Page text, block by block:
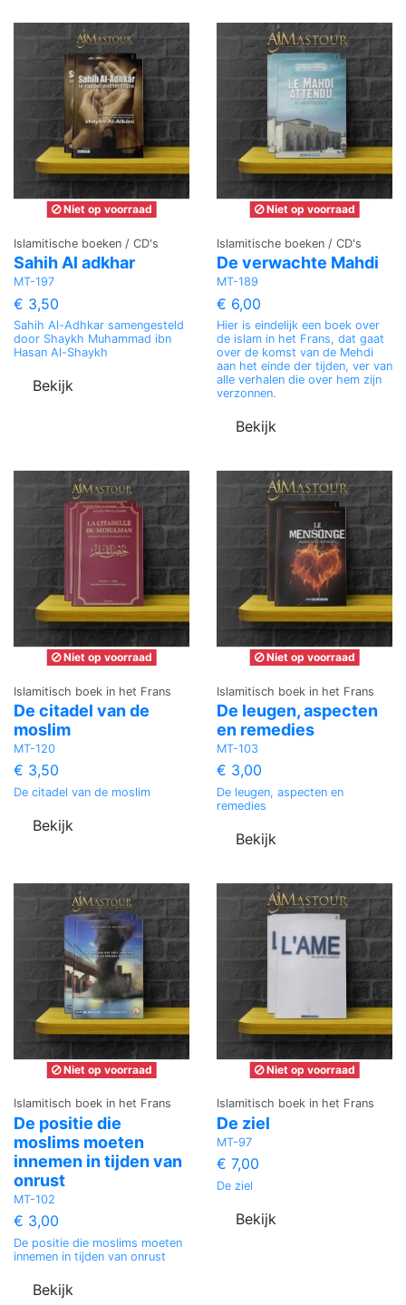
Niet op voorraad
Islamitische boeken / CD's
Sahih Al adkhar
MT-197
€ 3,50
Sahih Al-Adhkar samengesteld
door Shaykh Muhammad ibn
Hasan Al-Shaykh
Bekijk
Niet op voorraad
Islamitische boeken / CD's
De verwachte Mahdi
MT-189
€ 6,00
Hier is eindelijk een boek over
de islam in het Frans, dat gaat
over de komst van de Mehdi
aan het einde der tijden, ver van
alle verhalen die over hem zijn
verzonnen.
Bekijk
Niet op voorraad
Islamitisch boek in het Frans
De citadel van de
moslim
MT-120
€ 3,50
De citadel van de moslim
Bekijk
Niet op voorraad
Islamitisch boek in het Frans
De leugen, aspecten
en remedies
MT-103
€ 3,00
De leugen, aspecten en
remedies
Bekijk
Niet op voorraad
Islamitisch boek in het Frans
De positie die
moslims moeten
innemen in tijden van
onrust
MT-102
€ 3,00
De positie die moslims moeten
innemen in tijden van onrust
Bekijk
Niet op voorraad
Islamitisch boek in het Frans
De ziel
MT-97
€ 7,00
De ziel
Bekijk